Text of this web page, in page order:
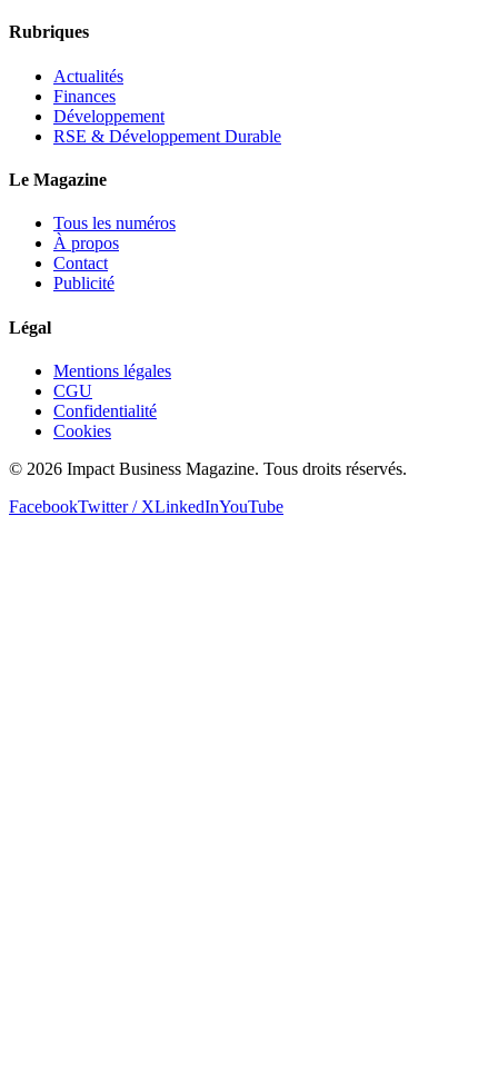
Rubriques
Actualités
Finances
Développement
RSE & Développement Durable
Le Magazine
Tous les numéros
À propos
Contact
Publicité
Légal
Mentions légales
CGU
Confidentialité
Cookies
© 2026 Impact Business Magazine. Tous droits réservés.
FacebookTwitter / XLinkedInYouTube